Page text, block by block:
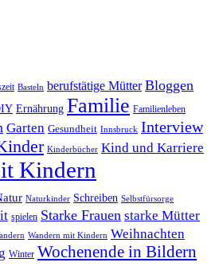
Basteln berufstätige Mütter Bloggen
Ernährung Familie Familienleben
Garten Gesundheit Innsbruck Interview
Kinderbücher Kind und Karriere
Kindern
Naturkinder Schreiben Selbstfürsorge
spielen Starke Frauen starke Mütter
Wandern mit Kindern Weihnachten
Winter Wochenende in Bildern